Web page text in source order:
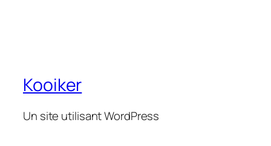
Kooiker
Un site utilisant WordPress